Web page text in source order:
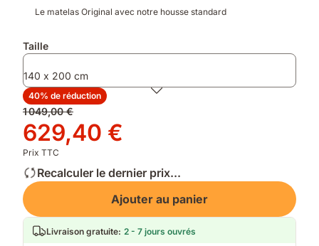
Le matelas Original avec notre housse standard
Taille
140 x 200 cm
40% de réduction
Prix
d'origine
1 049,00 €
1 049,00 €
Prix
629,40 €
629,40 €
Prix TTC
Recalculer le dernier prix...
Ajouter au panier
Livraison gratuite: 2 - 7 jours ouvrés